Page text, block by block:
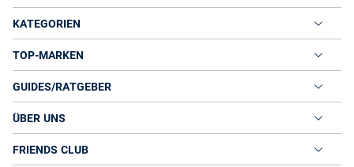
KATEGORIEN
TOP-MARKEN
GUIDES/RATGEBER
ÜBER UNS
FRIENDS CLUB